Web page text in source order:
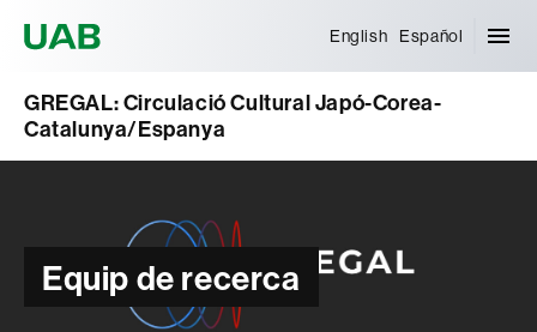
English Español
GREGAL: Circulació Cultural Japó-Corea-
Catalunya/Espanya
Equip de recerca